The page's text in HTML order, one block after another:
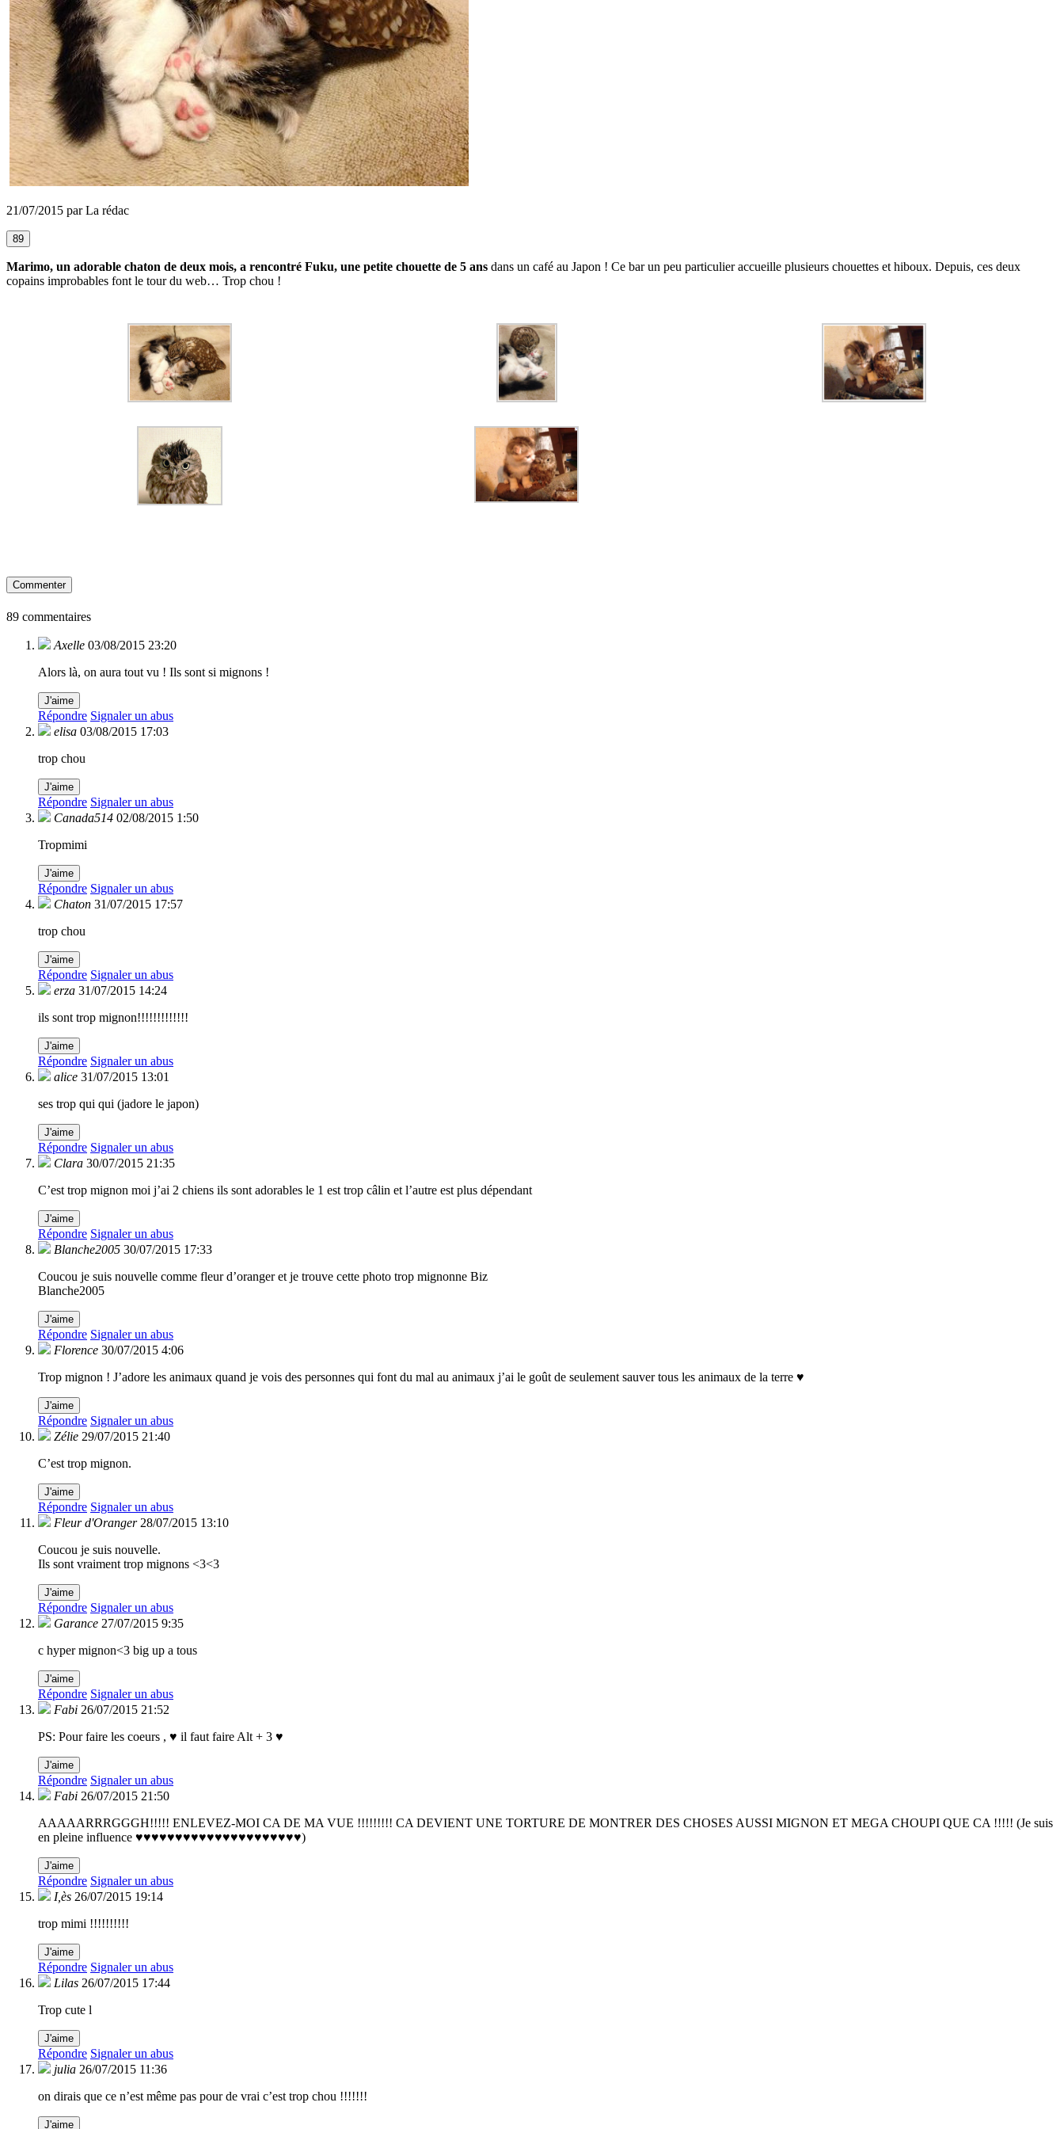
21/07/2015 par La rédac
89
Marimo, un adorable chaton de deux mois, a rencontré Fuku, une petite chouette de 5 ans dans un café au Japon ! Ce bar un peu particulier accueille plusieurs chouettes et hiboux. Depuis, ces deux
copains improbables font le tour du web… Trop chou !
Commenter
89 commentaires
Axelle 03/08/2015 23:20
Alors là, on aura tout vu ! Ils sont si mignons !
J'aime
Répondre Signaler un abus
elisa 03/08/2015 17:03
trop chou
J'aime
Répondre Signaler un abus
Canada514 02/08/2015 1:50
Tropmimi
J'aime
Répondre Signaler un abus
Chaton 31/07/2015 17:57
trop chou
J'aime
Répondre Signaler un abus
erza 31/07/2015 14:24
ils sont trop mignon!!!!!!!!!!!!!
J'aime
Répondre Signaler un abus
alice 31/07/2015 13:01
ses trop qui qui (jadore le japon)
J'aime
Répondre Signaler un abus
Clara 30/07/2015 21:35
C’est trop mignon moi j’ai 2 chiens ils sont adorables le 1 est trop câlin et l’autre est plus dépendant
J'aime
Répondre Signaler un abus
Blanche2005 30/07/2015 17:33
Coucou je suis nouvelle comme fleur d’oranger et je trouve cette photo trop mignonne Biz
Blanche2005
J'aime
Répondre Signaler un abus
Florence 30/07/2015 4:06
Trop mignon ! J’adore les animaux quand je vois des personnes qui font du mal au animaux j’ai le goût de seulement sauver tous les animaux de la terre ♥
J'aime
Répondre Signaler un abus
Zélie 29/07/2015 21:40
C’est trop mignon.
J'aime
Répondre Signaler un abus
Fleur d'Oranger 28/07/2015 13:10
Coucou je suis nouvelle.
Ils sont vraiment trop mignons <3<3
J'aime
Répondre Signaler un abus
Garance 27/07/2015 9:35
c hyper mignon<3 big up a tous
J'aime
Répondre Signaler un abus
Fabi 26/07/2015 21:52
PS: Pour faire les coeurs , ♥ il faut faire Alt + 3 ♥
J'aime
Répondre Signaler un abus
Fabi 26/07/2015 21:50
AAAAARRRGGGH!!!!! ENLEVEZ-MOI CA DE MA VUE !!!!!!!!! CA DEVIENT UNE TORTURE DE MONTRER DES CHOSES AUSSI MIGNON ET MEGA CHOUPI QUE CA !!!!! (Je suis
en pleine influence ♥♥♥♥♥♥♥♥♥♥♥♥♥♥♥♥♥♥♥♥♥)
J'aime
Répondre Signaler un abus
I,ès 26/07/2015 19:14
trop mimi !!!!!!!!!!
J'aime
Répondre Signaler un abus
Lilas 26/07/2015 17:44
Trop cute l
J'aime
Répondre Signaler un abus
julia 26/07/2015 11:36
on dirais que ce n’est même pas pour de vrai c’est trop chou !!!!!!!
J'aime